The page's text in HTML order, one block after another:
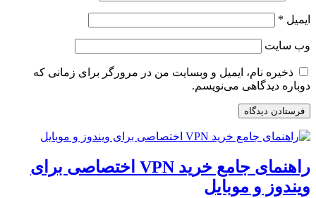
ایمیل *
وب‌ سایت
ذخیره نام، ایمیل و وبسایت من در مرورگر برای زمانی که
دوباره دیدگاهی می‌نویسم.
راهنمای جامع خرید VPN اختصاصی برای
ویندوز و موبایل